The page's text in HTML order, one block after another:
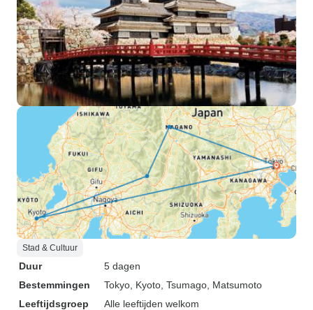
Stad & Cultuur
Duur
5 dagen
Bestemmingen
Tokyo , Kyoto , Tsumago , Matsumoto
Leeftijdsgroep
Alle leeftijden welkom